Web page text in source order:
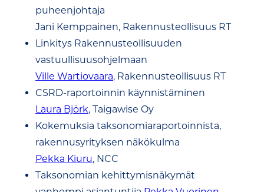
puheenjohtaja
Jani Kemppainen, Rakennusteollisuus RT
Linkitys Rakennusteollisuuden
vastuullisuusohjelmaan
Ville Wartiovaara, Rakennusteollisuus RT
CSRD-raportoinnin käynnistäminen
Laura Björk, Taigawise Oy
Kokemuksia taksonomiaraportoinnista,
rakennusyrityksen näkökulma
Pekka Kiuru, NCC
Taksonomian kehittymisnäkymät